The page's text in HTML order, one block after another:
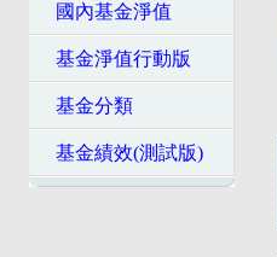
國內基金淨值
基金淨值行動版
基金分類
基金績效(測試版)